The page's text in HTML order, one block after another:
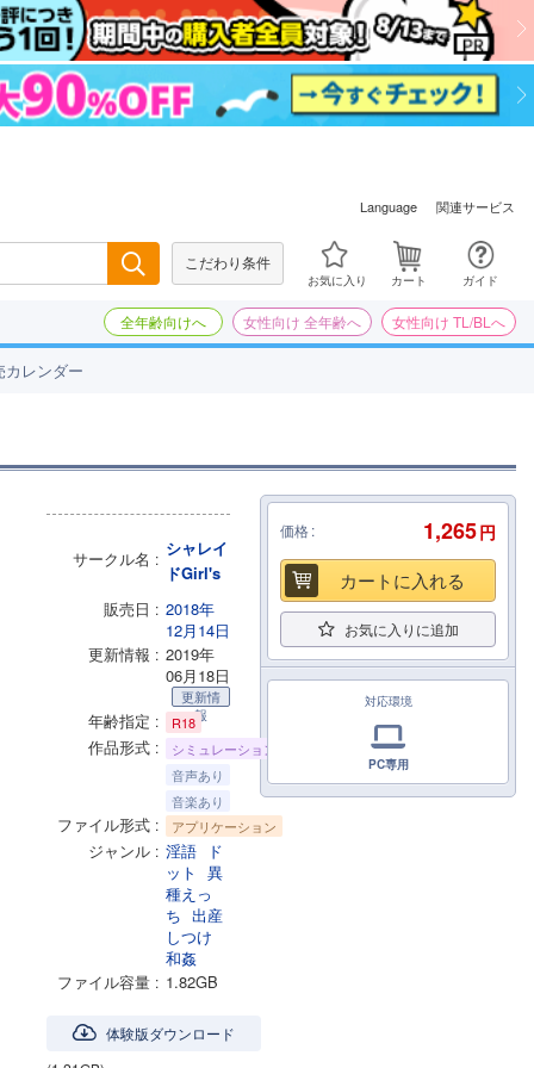
Language 関連サービス
こだわり条件
お気に入り カート ガイド
全年齢向けへ 女性向け 全年齢へ 女性向け TL/BLへ
カレンダー
サークル名
シャレイ
ドGirl's
販売日
2018年
12月14日
更新情報
2019年
06月18日
更新情
報
年齢指定 R18
作品形式
シミュレーション
音声あり
音楽あり
ファイル形式 アプリケーション
ジャンル 淫語
ド
ット
異
種えっ
ち 出産
しつけ
和姦
ファイル容量
1.82GB
体験版ダウンロード
価格 1,265円
カートに入れる
お気に入りに追加
対応環境
PC専用